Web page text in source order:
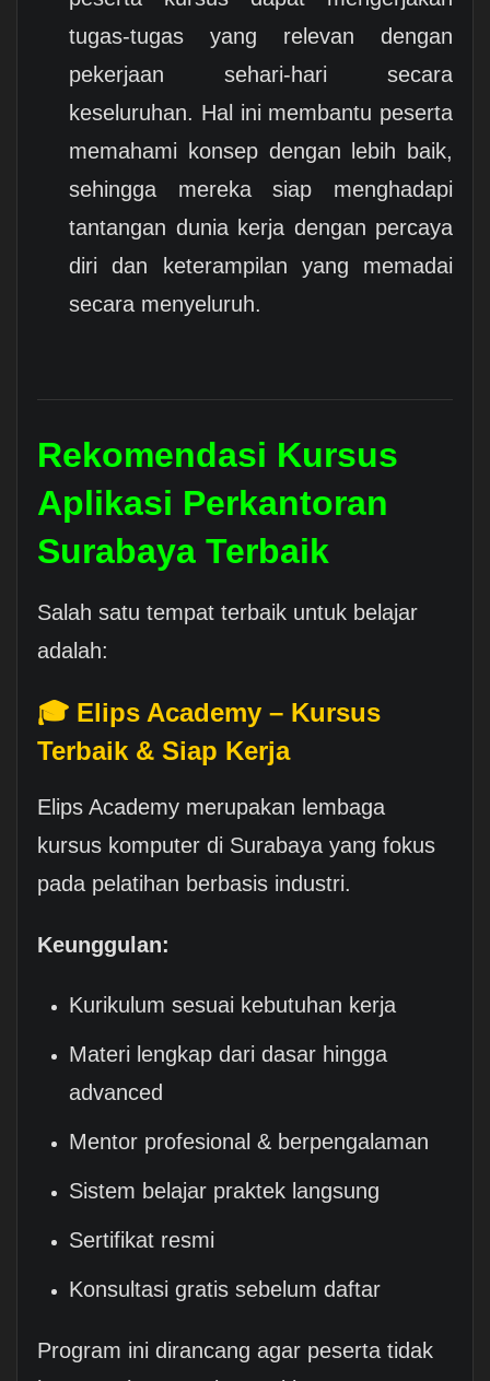
tugas-tugas yang relevan dengan
pekerjaan sehari-hari secara
keseluruhan. Hal ini membantu peserta
memahami konsep dengan lebih baik,
sehingga mereka siap menghadapi
tantangan dunia kerja dengan percaya
diri dan keterampilan yang memadai
secara menyeluruh.
Rekomendasi Kursus
Aplikasi Perkantoran
Surabaya Terbaik
Salah satu tempat terbaik untuk belajar
adalah:
🎓 Elips Academy – Kursus
Terbaik & Siap Kerja
Elips Academy merupakan lembaga
kursus komputer di Surabaya yang fokus
pada pelatihan berbasis industri.
Keunggulan:
Kurikulum sesuai kebutuhan kerja
Materi lengkap dari dasar hingga
advanced
Mentor profesional & berpengalaman
Sistem belajar praktek langsung
Sertifikat resmi
Konsultasi gratis sebelum daftar
Program ini dirancang agar peserta tidak